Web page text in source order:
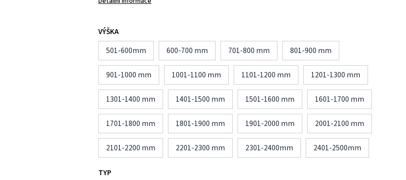
VÝŠKA
501-600mm
600-700 mm 701-800 mm 801-900 mm
901-1000 mm 1001-1100 mm 1101-1200 mm 1201-1300 mm
1301-1400 mm 1401-1500 mm 1501-1600 mm 1601-1700 mm
1701-1800 mm 1801-1900 mm 1901-2000 mm 2001-2100 mm
2101-2200 mm 2201-2300 mm 2301-2400mm 2401-2500mm
TYP